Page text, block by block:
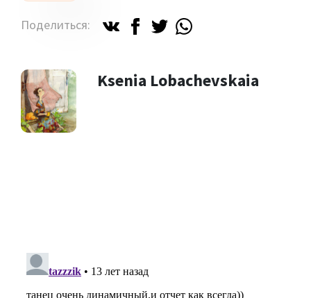
Поделиться:
Ksenia Lobachevskaia